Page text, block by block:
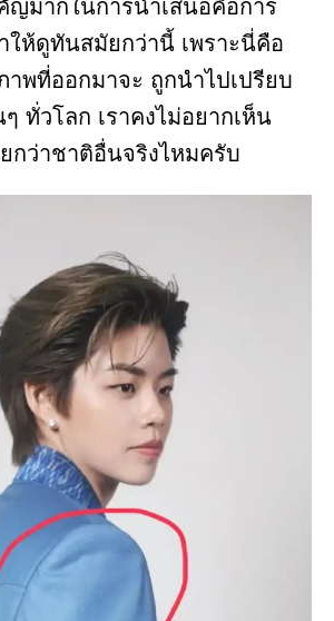
ญมากในการนำเสนอคือการ
ให้ดูทันสมัยกว่านี้ เพราะนี่คือ
าพที่ออกมาจะ ถูกนำไปเปรียบ
ทั่วโลก เราคงไม่อยากเห็น
กว่าชาติอื่นจริงไหมครับ